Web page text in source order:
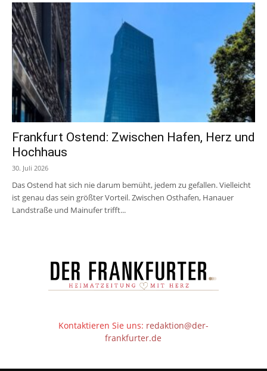
Frankfurt Ostend: Zwischen Hafen, Herz und
Hochhaus
30. Juli 2026
Das Ostend hat sich nie darum bemüht, jedem zu gefallen. Vielleicht
ist genau das sein größter Vorteil. Zwischen Osthafen, Hanauer
Landstraße und Mainufer trifft...
Kontaktieren Sie uns: redaktion@der-
frankfurter.de